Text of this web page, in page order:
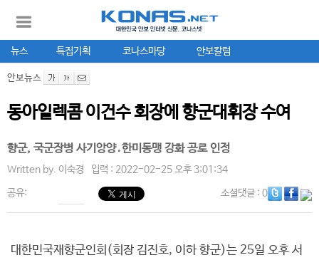
뉴스 특집기획 코나스마당 안보칼럼
안보뉴스
동아일렉콤 이건수 회장에 향군대휘장 수여
향군, 국군장병 사기앙양․한미동맹 강화 공로 인정
Written by. 이숙경 입력 : 2022-02-25 오후 3:01:34
공유: 소셜댓글: 0
대한민국재향군인회(회장 김진호, 이하 향군)는 25일 오후 서